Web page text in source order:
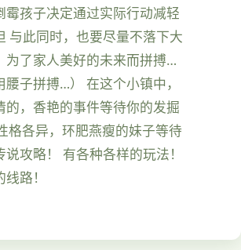
霉孩子决定通过实际行动减轻
与此同时，也要尽量不落下大
为了家人美好的未来而拼搏…
腰子拼搏…） 在这个小镇中，
的，香艳的事件等待你的发掘
格各异，环肥燕瘦的妹子等待
攻略！ 有各种各样的玩法！
路！